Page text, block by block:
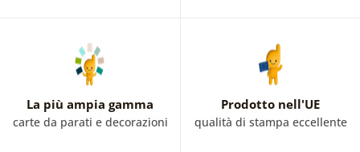
La più ampia gamma
carte da parati e decorazioni
Prodotto nell'UE
qualità di stampa eccellente